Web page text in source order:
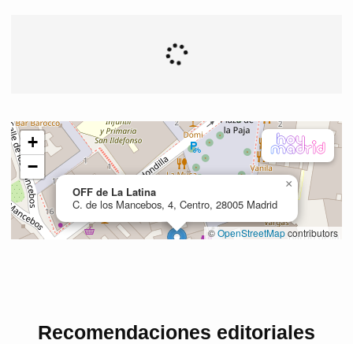
Recomendaciones editoriales